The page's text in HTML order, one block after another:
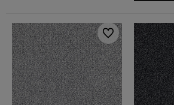
Do ulubionych